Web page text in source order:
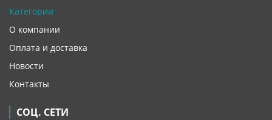
Категории
О компании
Оплата и доставка
Новости
Контакты
СОЦ. СЕТИ